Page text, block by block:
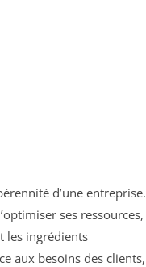
d’une entreprise.
ses ressources,
les ingrédients
aux besoins des clients,